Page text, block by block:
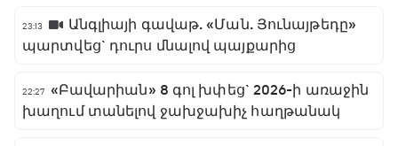
23:13
Անգլիայի գավաթ. «Ման. Յունայթեդը»
պարտվեց` դուրս մնալով պայքարից
22:27 «Բավարիան» 8 գոլ խփեց` 2026-ի առաջին
խաղում տանելով ջախջախիչ հաղթանակ